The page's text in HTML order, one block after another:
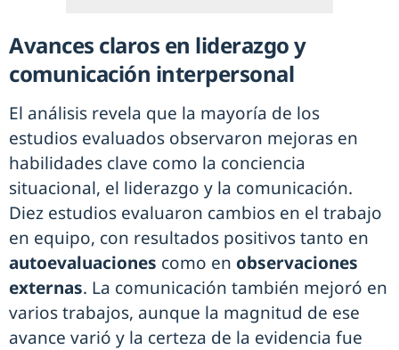
Avances claros en liderazgo y
comunicación interpersonal
El análisis revela que la mayoría de los
estudios evaluados observaron mejoras en
habilidades clave como la conciencia
situacional, el liderazgo y la comunicación.
Diez estudios evaluaron cambios en el trabajo
en equipo, con resultados positivos tanto en
autoevaluaciones como en observaciones
externas. La comunicación también mejoró en
varios trabajos, aunque la magnitud de ese
avance varió y la certeza de la evidencia fue